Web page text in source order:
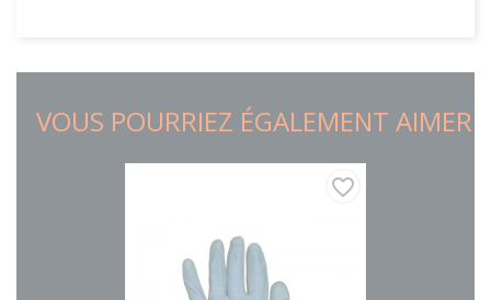
VOUS POURRIEZ ÉGALEMENT AIMER
favorite_border